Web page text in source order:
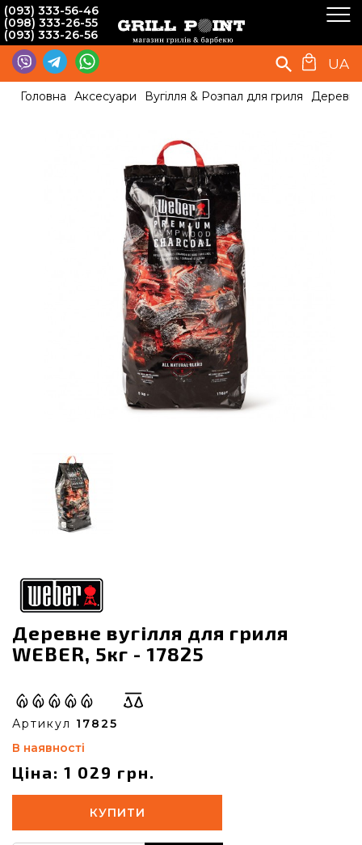
(093) 333-56-46
(098) 333-26-55
(093) 333-26-56
UA
Головна Аксесуари Вугілля & Розпал для гриля Деревне
Деревне вугілля для гриля
WEBER, 5кг - 17825
Артикул 17825
В наявності
Ціна: 1 029 грн.
КУПИТИ